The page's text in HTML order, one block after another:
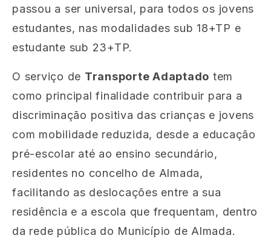
passou a ser universal, para todos os jovens
estudantes, nas modalidades sub 18+TP e
estudante sub 23+TP.
O serviço de Transporte Adaptado tem
como principal finalidade contribuir para a
discriminação positiva das crianças e jovens
com mobilidade reduzida, desde a educação
pré-escolar até ao ensino secundário,
residentes no concelho de Almada,
facilitando as deslocações entre a sua
residência e a escola que frequentam, dentro
da rede pública do Município de Almada.